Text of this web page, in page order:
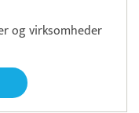
og virksomheder